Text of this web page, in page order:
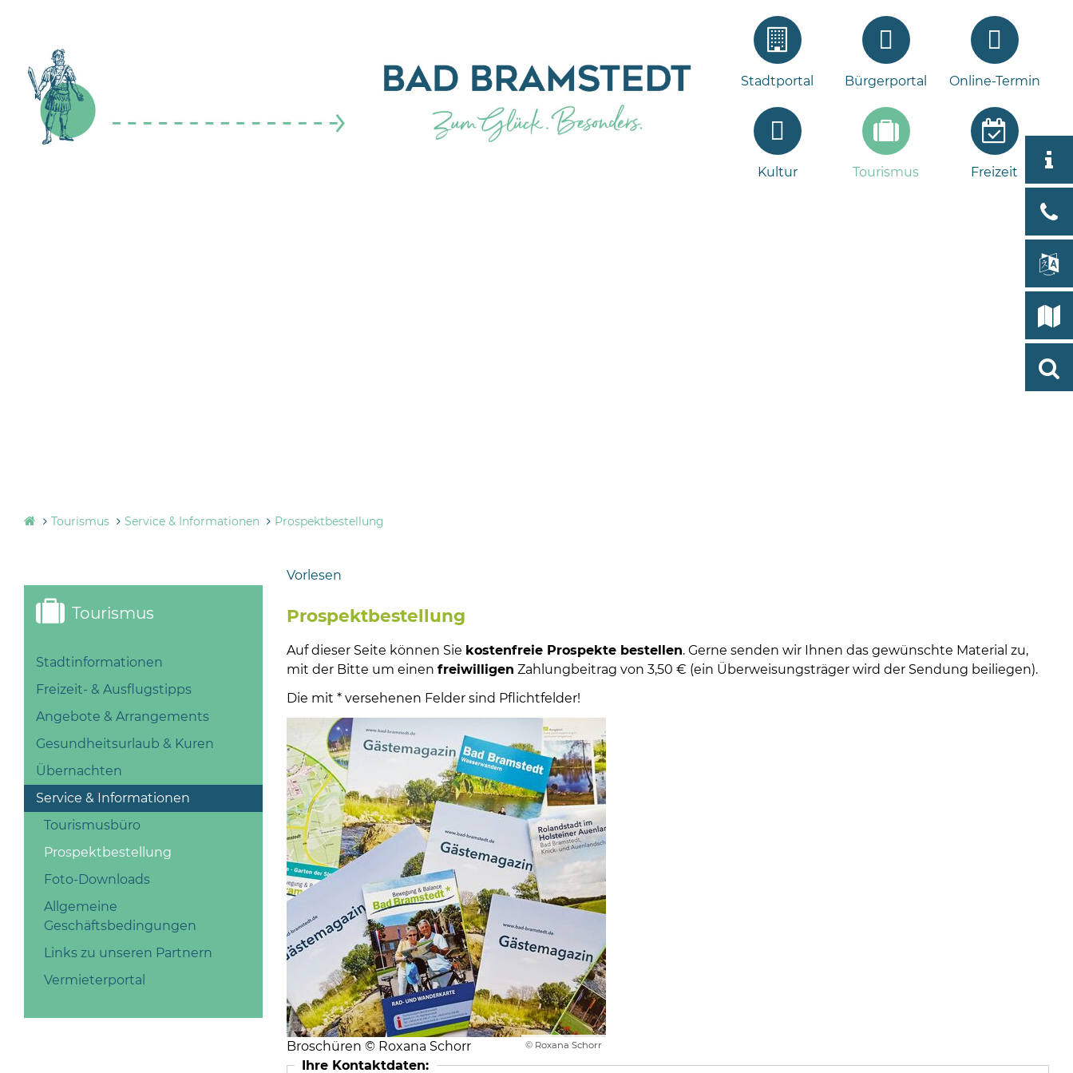
Stadtportal Bürgerportal Online-Termin
Kultur Tourismus Freizeit
Bleeck
19
Tourismus Service & Informationen Prospektbestellung
Vorlesen
Tourismus
Stadtinformationen
Freizeit- & Ausflugstipps
Angebote & Arrangements
Gesundheitsurlaub & Kuren
Übernachten
Service & Informationen
Tourismusbüro
Prospektbestellung
Foto-Downloads
Allgemeine
Geschäftsbedingungen
Links zu unseren Partnern
Vermieterportal
Prospektbestellung
Auf dieser Seite können Sie kostenfreie Prospekte bestellen. Gerne senden wir Ihnen das gewünschte Material zu,
mit der Bitte um einen freiwilligen Zahlungbeitrag von 3,50 € (ein Überweisungsträger wird der Sendung beiliegen).
Die mit * versehenen Felder sind Pflichtfelder!
© Roxana Schorr
Broschüren © Roxana Schorr
Ihre Kontaktdaten: